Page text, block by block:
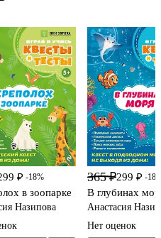
₽ -18%
в зоопарке
Назипова
365 ₽299 ₽ -
В глубинах
Анастасия
Нет оценок